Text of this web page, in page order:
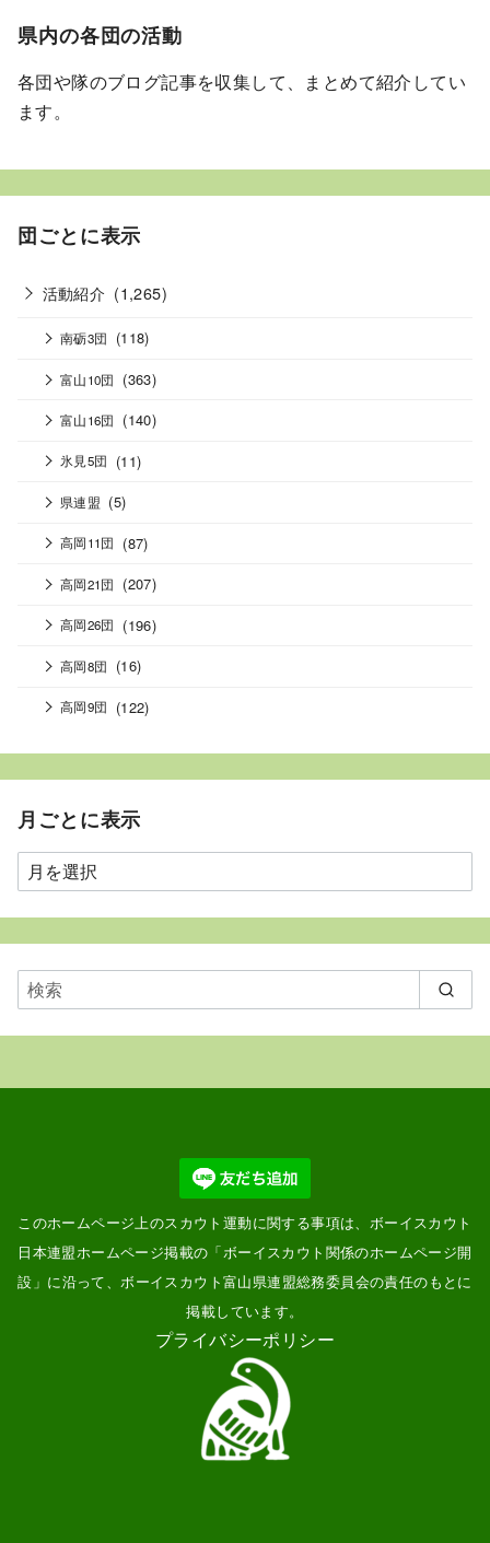
県内の各団の活動
各団や隊のブログ記事を収集して、まとめて紹介してい
ます。
団ごとに表示
活動紹介 (1,265)
南砺3団 (118)
富山10団 (363)
富山16団 (140)
氷見5団 (11)
県連盟 (5)
高岡11団 (87)
高岡21団 (207)
高岡26団 (196)
高岡8団 (16)
高岡9団 (122)
月ごとに表示
月
ご
と
表
示
このホームページ上のスカウト運動に関する事項は、ボーイスカウト
日本連盟ホームページ掲載の「ボーイスカウト関係のホームページ開
設 」に沿って、ボーイスカウト富山県連盟総務委員会の責任のもとに
掲載しています。
プライバシーポリシー